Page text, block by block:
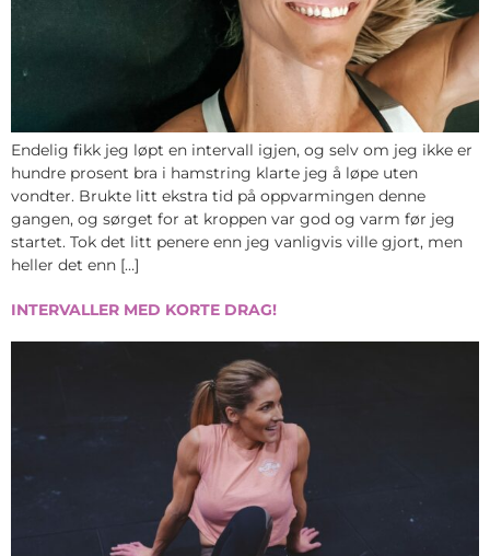
Endelig fikk jeg løpt en intervall igjen, og selv om jeg ikke er
hundre prosent bra i hamstring klarte jeg å løpe uten
vondter. Brukte litt ekstra tid på oppvarmingen denne
gangen, og sørget for at kroppen var god og varm før jeg
startet. Tok det litt penere enn jeg vanligvis ville gjort, men
heller det enn […]
INTERVALLER MED KORTE DRAG!